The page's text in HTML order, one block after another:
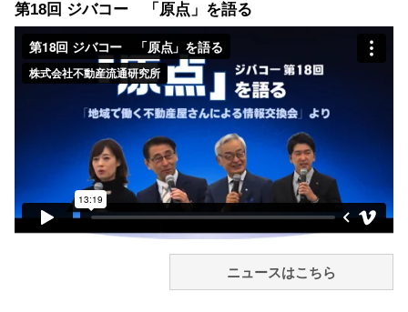
第18回 ジバコー 「原点」を語る
ニュースはこちら